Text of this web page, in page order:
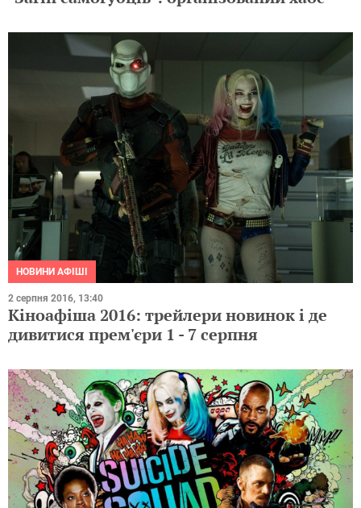
НОВИНИ АФІШІ
2 серпня 2016, 13:40
Кіноафіша 2016: трейлери новинок і де
дивитися прем'єри 1 - 7 серпня